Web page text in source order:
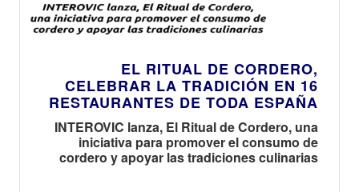
EL RITUAL DE CORDERO,
CELEBRAR LA TRADICIÓN EN 16
RESTAURANTES DE TODA ESPAÑA
INTEROVIC lanza, El Ritual de Cordero, una
iniciativa para promover el consumo de
cordero y apoyar las tradiciones culinarias